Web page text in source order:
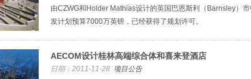
由CZWG和Holder Mathias设计的英国巴恩斯利（Barnsley）
发计划预算7000万英镑，已经获得了规划许可。
AECOM设计桂林高端综合体和喜来登酒店
日期：2011-11-28 项目公告